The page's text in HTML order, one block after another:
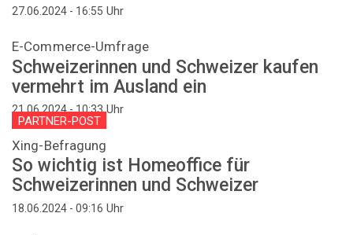
27.06.2024 - 16:55 Uhr
E-Commerce-Umfrage
Schweizerinnen und Schweizer kaufen
vermehrt im Ausland ein
21.06.2024 - 10:33Uhr
PARTNER-POST
Xing-Befragung
So wichtig ist Homeoffice für
Schweizerinnen und Schweizer
18.06.2024 - 09:16 Uhr